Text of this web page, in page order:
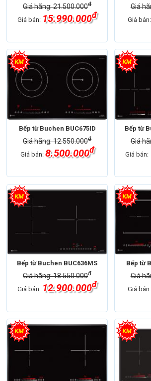
Giá hãng: 21.500.000đ
Giá bán: 15.990.000đ
Giá
Giá
Bếp từ Buchen BUC675ID
Giá hãng: 12.550.000đ
Giá bán: 8.500.000đ
Bếp từ
Giá
Giá bán:
Bếp từ Buchen BUC636MS
Giá hãng: 18.550.000đ
Giá bán: 12.900.000đ
Bếp từ
Giá
Giá bán: